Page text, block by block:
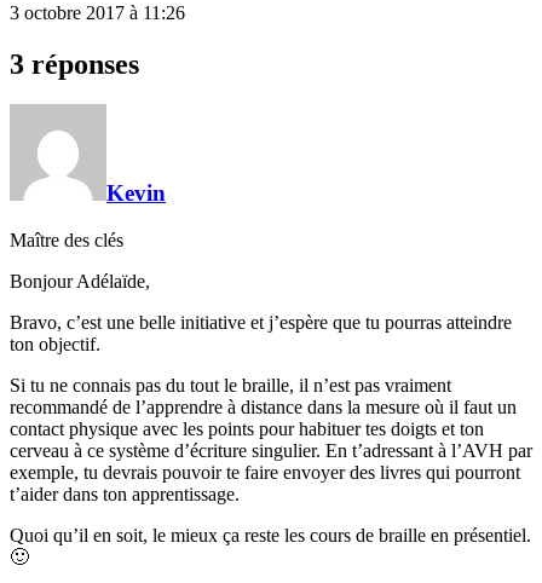
3 octobre 2017 à 11:26
3 réponses
Kevin
Maître des clés
Bonjour Adélaïde,
Bravo, c’est une belle initiative et j’espère que tu pourras atteindre
ton objectif.
Si tu ne connais pas du tout le braille, il n’est pas vraiment
recommandé de l’apprendre à distance dans la mesure où il faut un
contact physique avec les points pour habituer tes doigts et ton
cerveau à ce système d’écriture singulier. En t’adressant à l’AVH par
exemple, tu devrais pouvoir te faire envoyer des livres qui pourront
t’aider dans ton apprentissage.
Quoi qu’il en soit, le mieux ça reste les cours de braille en présentiel.
🙂